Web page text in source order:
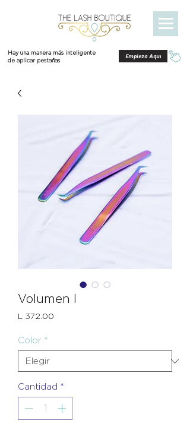
Hay una manera más inteligente
de aplicar pestañas
Empieza Aquí
Volumen I
L 372.00
Color *
Cantidad *